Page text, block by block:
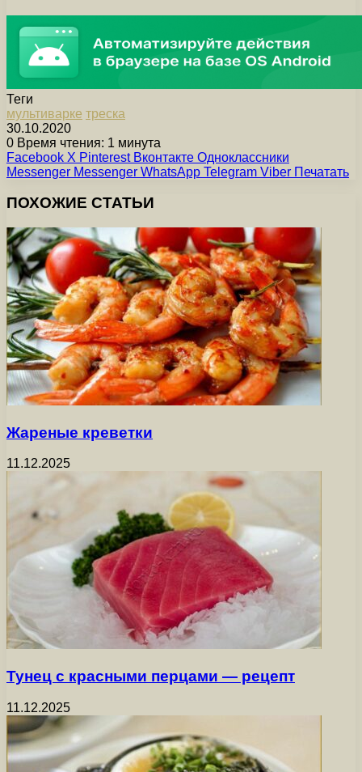
Теги
мультиварке треска
30.10.2020
0 Время чтения: 1 минута
Facebook X Pinterest Вконтакте Одноклассники
Messenger Messenger WhatsApp Telegram Viber Печатать
ПОХОЖИЕ СТАТЬИ
Жареные креветки
11.12.2025
Тунец с красными перцами — рецепт
11.12.2025